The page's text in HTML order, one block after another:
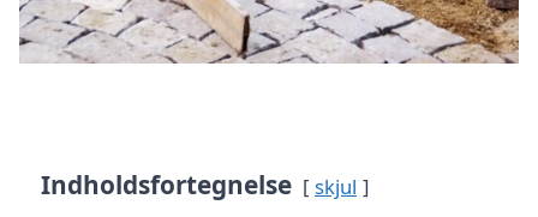
Indholdsfortegnelse skjul